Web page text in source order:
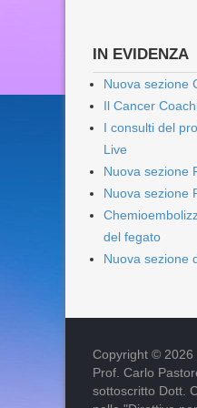
IN EVIDENZA
Nuova sezione
Il Cancer
I consulti del
Live
Nuova sezione
Nuova sezione
del fegato
Nuova sezione
Copyright © 2026
Prof. Carlo
sottoscritto Dott.